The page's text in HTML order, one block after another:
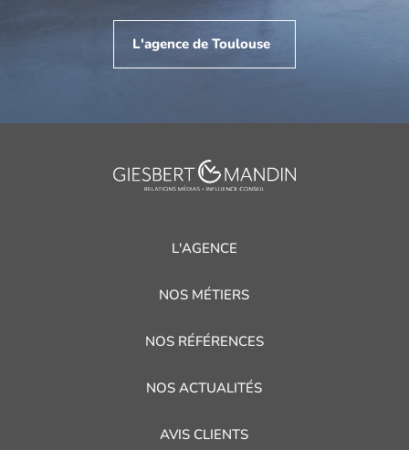
L'agence de Toulouse
L'AGENCE
NOS MÉTIERS
NOS RÉFÉRENCES
NOS ACTUALITÉS
AVIS CLIENTS